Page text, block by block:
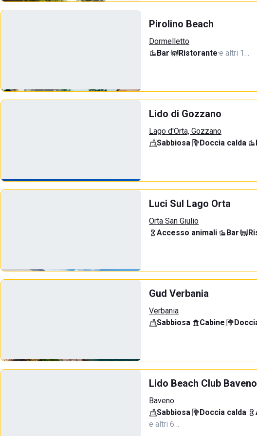
Pirolino Beach
Dormelletto
Bar· Ristorante·e altri 1…
Lido di Gozzano
Lago d'Orta, Gozzano
Sabbiosa· Doccia calda·
Luci Sul Lago Orta
Orta San Giulio
Accesso animali· Bar·
Gud Verbania
Verbania
Sabbiosa· Cabine·
Lido Beach Club Baveno
Baveno
Sabbiosa· Doccia calda·
e altri 6…